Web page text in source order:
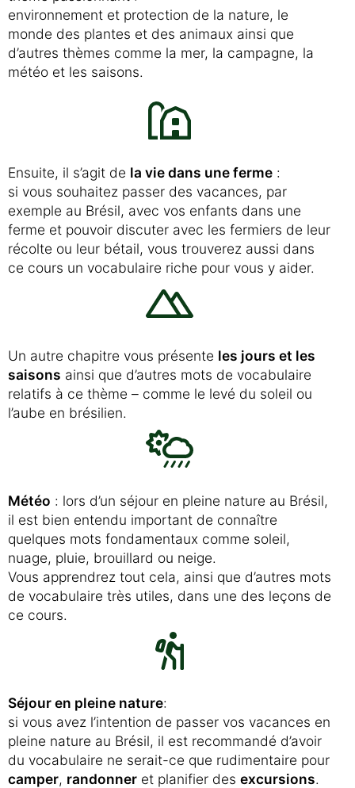
environnement et protection de la nature, le
monde des plantes et des animaux ainsi que
d’autres thèmes comme la mer, la campagne, la
météo et les saisons.
Ensuite, il s’agit de la vie dans une ferme :
si vous souhaitez passer des vacances, par
exemple au Brésil, avec vos enfants dans une
ferme et pouvoir discuter avec les fermiers de leur
récolte ou leur bétail, vous trouverez aussi dans
ce cours un vocabulaire riche pour vous y aider.
Un autre chapitre vous présente les jours et les
saisons ainsi que d’autres mots de vocabulaire
relatifs à ce thème – comme le levé du soleil ou
l’aube en brésilien.
Météo : lors d’un séjour en pleine nature au Brésil,
il est bien entendu important de connaître
quelques mots fondamentaux comme soleil,
nuage, pluie, brouillard ou neige.
Vous apprendrez tout cela, ainsi que d’autres mots
de vocabulaire très utiles, dans une des leçons de
ce cours.
Séjour en pleine nature:
si vous avez l’intention de passer vos vacances en
pleine nature au Brésil, il est recommandé d’avoir
du vocabulaire ne serait-ce que rudimentaire pour
camper, randonner et planifier des excursions.